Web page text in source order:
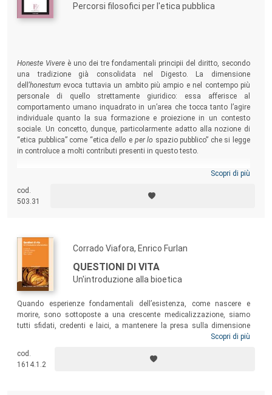
Percorsi filosofici per l'etica pubblica
Honeste Vivere è uno dei tre fondamentali principii del diritto, secondo
una tradizione già consolidata nel Digesto. La dimensione
dell’honestum evoca tuttavia un ambito più ampio e nel contempo più
personale di quello strettamente giuridico: essa afferisce al
comportamento umano inquadrato in un’area che tocca tanto l’agire
individuale quanto la sua formazione e proiezione in un contesto
sociale. Un concetto, dunque, particolarmente adatto alla nozione di
“etica pubblica” come “eticadello e per lo spazio pubblico” che si legge
in controluce a molti contributi presenti in questo testo.
Scopri di più
cod.
503.31
Corrado Viafora, Enrico Furlan
QUESTIONI DI VITA
Un'introduzione alla bioetica
Quando esperienze fondamentali dell’esistenza, come nascere e
morire, sono sottoposte a una crescente medicalizzazione, siamo
tutti sfidati, credenti e laici, a mantenere la presa sulla dimensione
umana di questi eventi. Obiettivo del presente volume è di istruire tali
gli aspetti specificamente etici insieme alle implicazioni
antropologiche, e dando conto dei più significativi orientamenti che su
Scopri di più
cod.
1614.1.2